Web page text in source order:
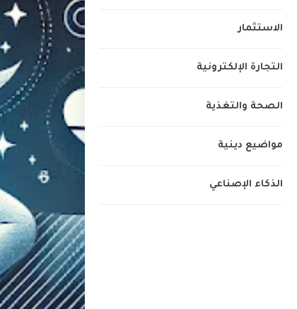
الاستثمار
التجارة الإلكترونية
الصحة والتغذية
مواضيع دينية
الذكاء الإصناعي